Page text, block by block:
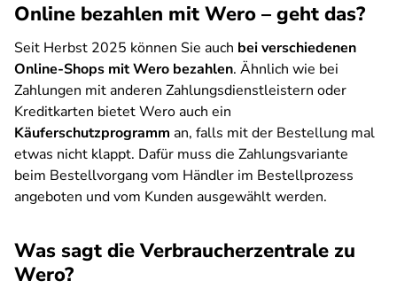
Online bezahlen mit Wero – geht das?
Seit Herbst 2025 können Sie auch bei verschiedenen
Online-Shops mit Wero bezahlen. Ähnlich wie bei
Zahlungen mit anderen Zahlungsdienstleistern oder
Kreditkarten bietet Wero auch ein
Käuferschutzprogramm an, falls mit der Bestellung mal
etwas nicht klappt. Dafür muss die Zahlungsvariante
beim Bestellvorgang vom Händler im Bestellprozess
angeboten und vom Kunden ausgewählt werden.
Was sagt die Verbraucherzentrale zu
Wero?